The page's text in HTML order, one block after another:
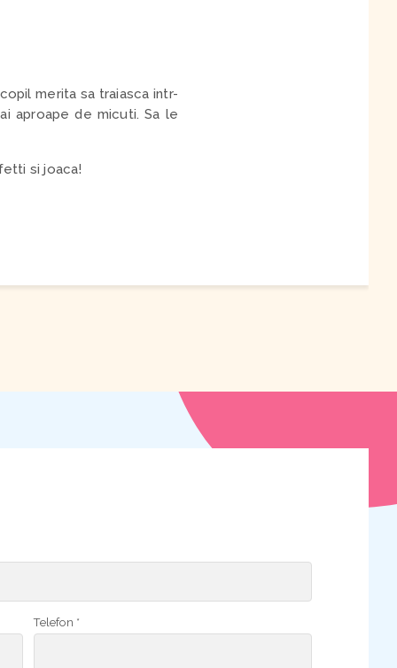
merita sa traiasca intr-
aproape de micuti. Sa le
si joaca!
Telefon *